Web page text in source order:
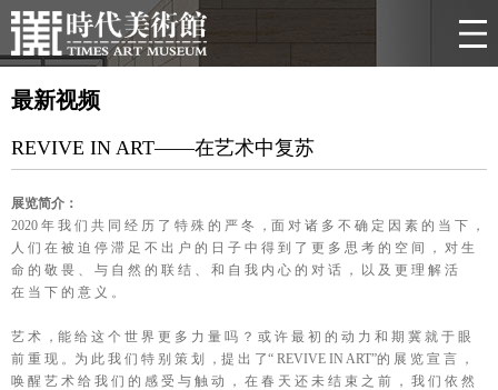
最新视频
REVIVE IN ART——在艺术中复苏
展览简介：
2020 年 我 们 共 同 经 历 了 特 殊 的 严 冬 ，面 对 诸 多 不 确 定 因 素 的 当 下 ，
人 们 在 被 迫 停 滞 足 不 出 户 的 日 子 中 得 到 了 更 多 思 考 的 空 间 ， 对 生
命 的 敬 畏 、 与 自 然 的 联 结 、 和 自 我 内 心 的 对 话 ， 以 及 更 理 解 活
在 当 下 的 意 义 。
艺 术 ，能 给 这 个 世 界 更 多 力 量 吗 ？ 或 许 最 初 的 动 力 和 期 冀 就 于 眼
前 重 现 。为 此 我 们 特 别 策 划 ，提 出 了“ REVIVE IN ART”的 展 览 宣 言 ，
唤 醒 艺 术 给 我 们 的 感 受 与 触 动 ， 在 春 天 还 未 结 束 之 前 ， 我 们 依 然